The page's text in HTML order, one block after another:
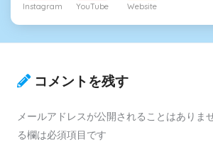
Instagram YouTube Website
コメントを残す
メールアドレスが公開されることはありませ
る欄は必須項目です